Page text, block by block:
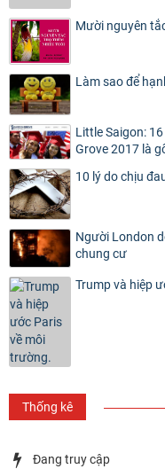
Mười nguyên
Làm sao để
Little Saigon:
Grove 2017 là
10 lý do chịu
Người London
chung cư
Trump và hiệp
Thống kê
Đang truy cập